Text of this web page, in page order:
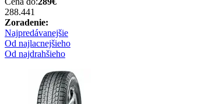
288.441
Zoradenie:
Najpredávanejšie
Od najlacnejšieho
Od najdrahšieho